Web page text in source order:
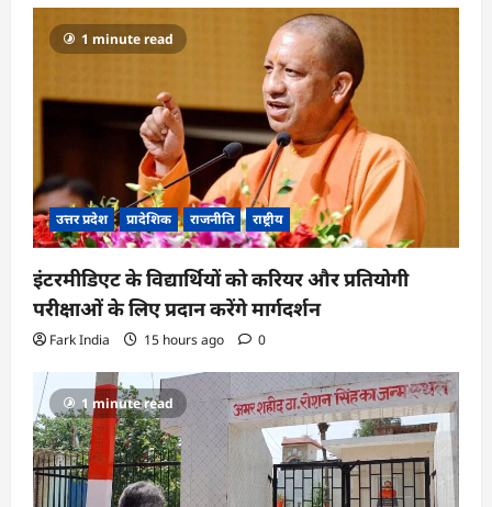
1 minute read
उत्तर प्रदेश प्रादेशिक राजनीति राष्ट्रीय
इंटरमीडिएट के विद्यार्थियों को करियर और प्रतियोगी
परीक्षाओं के लिए प्रदान करेंगे मार्गदर्शन
Fark India 15 hours ago 0
1 minute read